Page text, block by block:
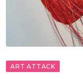
ART ATTACK